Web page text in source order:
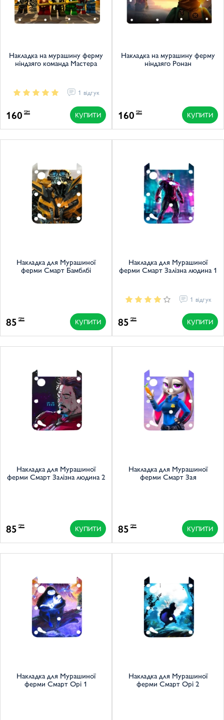
Накладка на мурашину ферму
ніндзяго команда Мастера
1 відгук
160 грн КУПИТИ
Накладка на мурашину ферму
ніндзяго Ронан
160 грн КУПИТИ
Накладка для Мурашиної
ферми Смарт Бамблбі
85 грн КУПИТИ
Накладка для Мурашиної
ферми Смарт Залізна людина 1
1 відгук
85 грн КУПИТИ
Накладка для Мурашиної
ферми Смарт Залізна людина 2
85 грн КУПИТИ
Накладка для Мурашиної
ферми Смарт Зая
85 грн КУПИТИ
Накладка для Мурашиної
ферми Смарт Орі 1
Накладка для Мурашиної
ферми Смарт Орі 2